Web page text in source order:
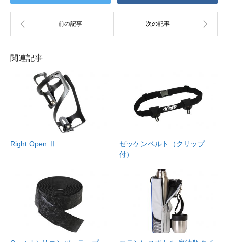
関連記事
Right Open Ⅱ
ゼッケンベルト（クリップ
付）